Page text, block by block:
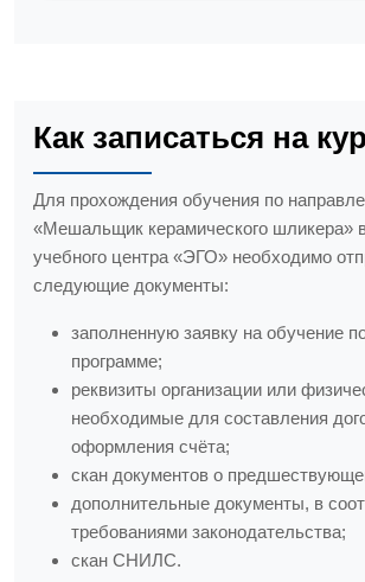
Как записаться на
Для прохождения обучения по
«Мешальщик керамического шликера»
учебного центра «ЭГО» необходимо
следующие документы:
заполненную заявку на обучение
программе;
реквизиты организации или
необходимые для составления
оформления счёта;
скан документов о
дополнительные документы, в
требованиями законодательства;
скан СНИЛС.